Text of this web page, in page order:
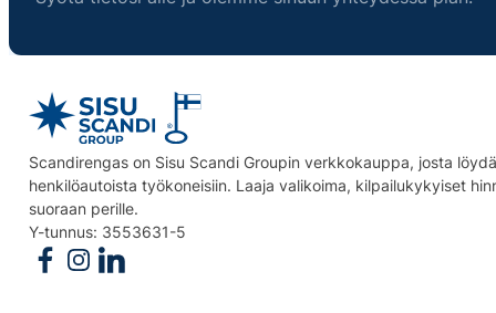
Scandirengas on Sisu Scandi Groupin verkkokauppa, josta
henkilöautoista työkoneisiin. Laaja valikoima, kilpailukykyiset
suoraan perille.
Y-tunnus: 3553631-5
Follow us on Facebook
Follow us on Instagram
Follow us on Linkedin